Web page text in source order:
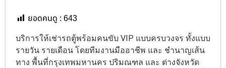
ยอดคนดู : 643
บริการให้เช่ารถตู้พร้อมคนขับ VIP แบบครบวงจร ทั้งแบบ
รายวัน รายเดือน โดยทีมงานมืออาชีพ และ ชำนาญเส้น
ทาง พื้นที่กรุงเทพมหานคร ปริมณฑล และ ต่างจังหวัด